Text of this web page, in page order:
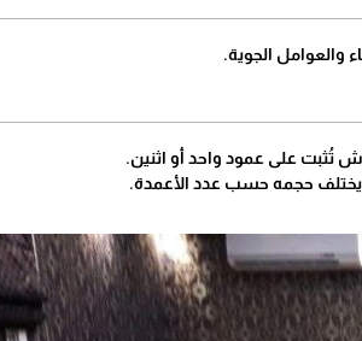
الجوية.
تُثبت على عمود واحد أو اثنين.
حجمه حسب عدد الأعمدة.